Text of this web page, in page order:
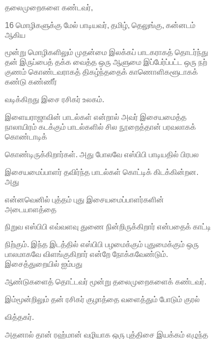
தலைமுறைகளை கண்டவர்,
16 மொழிகளுக்கு மேல் பாடியவர், தமிழ், தெலுங்கு, கன்னடம்
ஆகிய
மூன்று மொழிகளிலும் முதன்மை இலக்கப் பாடகராகத் தொடர்ந்து
தன் இருப்பைத் தக்க வைத்த ஒரு ஆளுமை இப்பேர்ப்பட்ட ஒரு நற்
குணம் கொண்டவராகத் திகழ்ந்ததைக் காணொளிகளூடாகக்
கண்டு கண்ணீர்
வடிக்கிறது இசை ரசிகர் உலகம்.
இளையராஜாவின் பாடல்கள் என்றால் அவர் இசையமைத்த
நாலாயிரம் கடக்கும் பாடல்களில் சில நூறைத்தான் பரவலாகக்
கொண்டாடிக்
கொண்டிருக்கிறார்கள். அது போலவே எஸ்பிபி பாடியதில் பிரபல
இசையமைப்பாளர் தவிர்ந்த பாடல்கள் கொட்டிக் கிடக்கின்றன.
அது
என்னவெனில் புத்தம் புது இசையமைப்பாளர்களின்
அடையாளத்தை
நிறுவ எஸ்பிபி எவ்வளவு துணை நின்றிருக்கிறார் என்பதைக் காட்டி
நிற்கும். இந்த இடத்தில் எஸ்பிபி பழமைக்கும் புதுமைக்கும் ஒரு
பாலமாகவே விளங்குகிறார் என்றே நோக்கவேண்டும்.
இசைத்துறையில் ஐம்பது
ஆண்டுகளைத் தொட்டவர் மூன்று தலைமுறைகளைக் கண்டவர்.
இம்மூன்றிலும் தன் ரசிகர் குழாத்தை வளைத்தும் போடும் குரல்
வித்தகர்.
அதனால் தான் ரஹ்மான் வழியாக ஒரு புத்திசை இயக்கம் எழுந்த